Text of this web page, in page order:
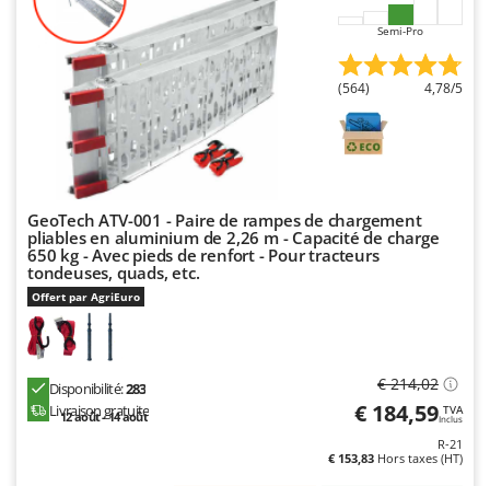
Désherbeurs thermiques et mécaniques
Déshumidificateurs
Draineuses
Échelles en aluminium
Effaroucheurs d'oiseaux
Effeuilleuses pour olives
Égreneuses à maïs
Électropompes pour la maison et le jardin
Éleveuses artificielles pour poussins
Enfouisseurs de pierres
Épareuses pour tracteur
Équipements de protection des voies respiratoires
Bosch
Brumi
BullMach
C.EL.ME.
Calory Forni
Campagnola
Campingaz
Castelgarden
Castellari
Ceccato Olindo
Char-Broil
Classe
Semi-Pro
(564) 4,78/5
GeoTech ATV-001 - Paire de rampes de chargement
pliables en aluminium de 2,26 m - Capacité de charge
650 kg - Avec pieds de renfort - Pour tracteurs
tondeuses, quads, etc.
Offert par AgriEuro
Disponibilité:283
Livraison gratuite
12 août - 14 août
€ 214,02
€ 184,59 TVA
Inclus
R-21
€ 153,83 Hors taxes (HT)